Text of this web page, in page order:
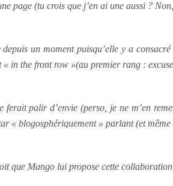
page (tu crois que j’en ai une aussi ?
un moment puisqu’elle y a
« in the front row »(au premier rang :
ferait palir d’envie (perso, je ne m’en
« blogosphériquement » parlant (et
que Mango lui propose cette collaboration